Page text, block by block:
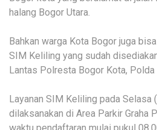
halang Bogor Utara.
Bahkan warga Kota Bogor juga
SIM Keliling yang sudah
Lantas Polresta Bogor Kota, Polda
Layanan SIM Keliling pada
dilaksanakan di Area Parkir Graha